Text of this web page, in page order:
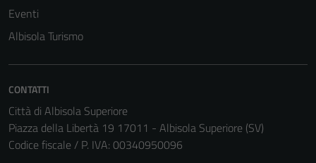
Eventi
Albisola Turismo
CONTATTI
Città di Albisola Superiore
Piazza della Libertà 19 17011 - Albisola Superiore (SV)
Codice fiscale / P. IVA: 00340950096